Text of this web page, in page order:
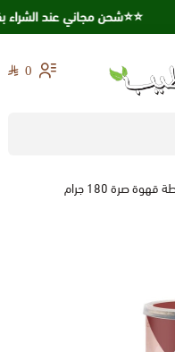
⭐️⭐️شحن مجاني عند الشراء بقيمة 250
0
قهوة صرة 180 جرام